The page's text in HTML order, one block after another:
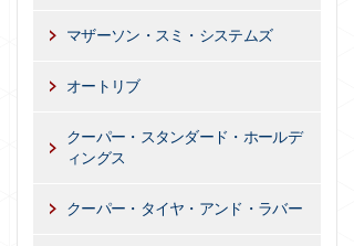
マザーソン・スミ・システムズ
オートリブ
クーパー・スタンダード・ホールデ
ィングス
クーパー・タイヤ・アンド・ラバー